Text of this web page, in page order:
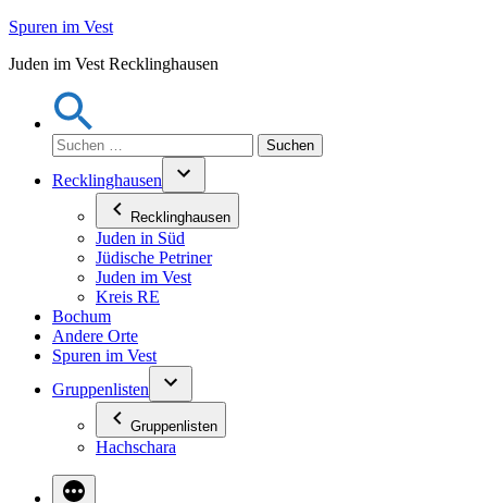
Zum
springen
Spuren im Vest
Juden im Vest Recklinghausen
Suchen
nach:
Recklinghausen
Recklinghausen
Juden in Süd
Jüdische Petriner
Juden im Vest
Kreis RE
Bochum
Andere Orte
Spuren im Vest
Gruppenlisten
Gruppenlisten
Hachschara